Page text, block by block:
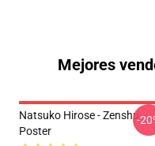
Mejores
Natsuko Hirose - Zenshu
Poster
-